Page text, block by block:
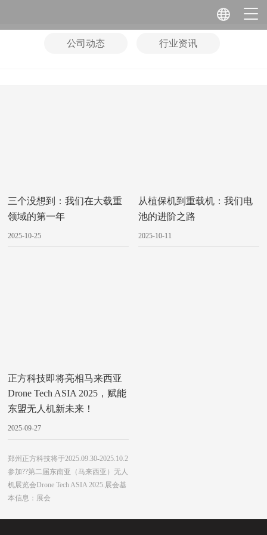
公司动态 行业资讯
三个没想到：我们在大载重
领域的第一年
2025-10-25
从植保机到重载机：我们电
池的进阶之路
2025-10-11
正方科技即将亮相马来西亚
Drone Tech ASIA 2025，赋能
东盟无人机新未来！
2025-09-27
郑州正方科技将于2025.09.30-2025.10.2
参加??第二届东南亚（马来西亚）无人
机展览会Drone Tech ASIA 2025.展会基
本信息：展会